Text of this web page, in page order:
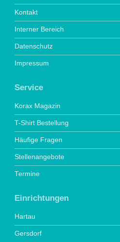
Kontakt
Interner Bereich
Datenschutz
Impressum
Service
Korax Magazin
T-Shirt Bestellung
Häufige Fragen
Stellenangebote
Termine
Einrichtungen
Hartau
Gersdorf